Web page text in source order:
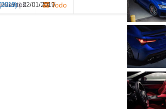
Todo
|22/01/2019